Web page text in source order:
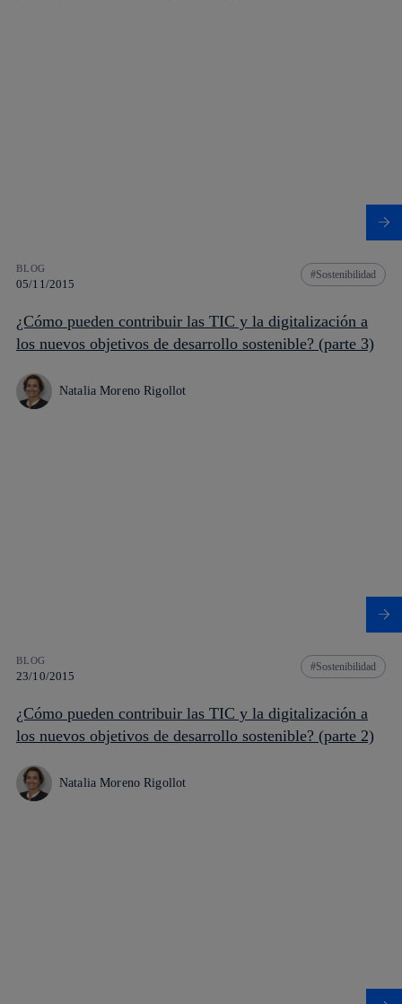
BLOG
05/11/2015
Sostenibilidad
¿Cómo pueden contribuir las TIC y la digitalización a
los nuevos objetivos de desarrollo sostenible? (parte 3)
Natalia Moreno Rigollot
BLOG
23/10/2015
Sostenibilidad
¿Cómo pueden contribuir las TIC y la digitalización a
los nuevos objetivos de desarrollo sostenible? (parte 2)
Natalia Moreno Rigollot